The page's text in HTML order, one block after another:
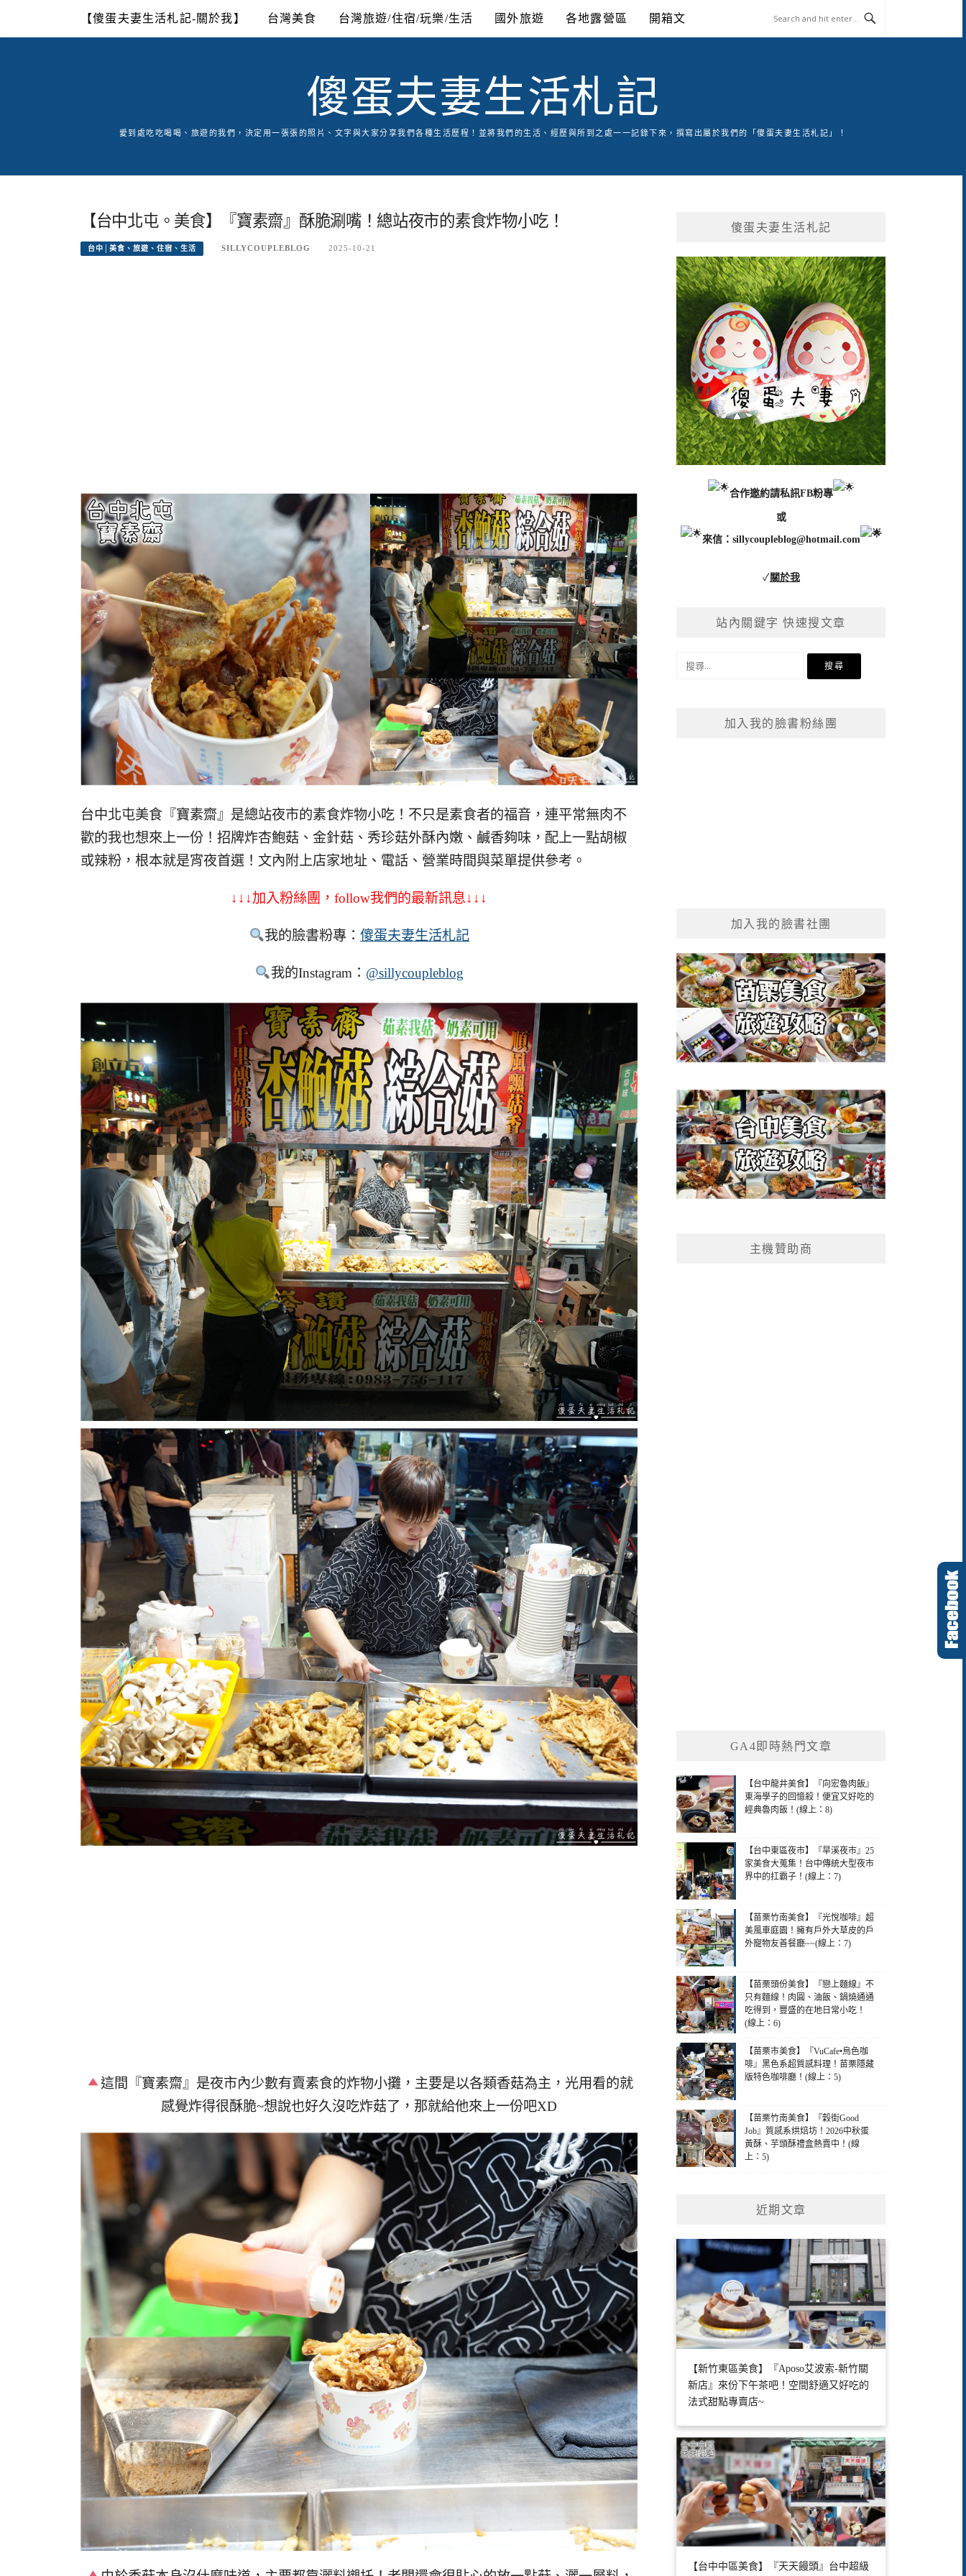
content
【傻蛋夫妻生活札記-關於我】 台灣美食 台灣旅遊/住宿/玩樂/生活 國外旅遊 各地露營區 開箱文
傻蛋夫妻生活札記
愛到處吃吃喝喝、旅遊的我們，決定用一張張的照片、文字與大家分享我們各種生活歷程！並將我們的生活、經歷與所到之處一一記錄下來，撰寫出屬於我們的「傻蛋夫妻生活札記」！
【台中北屯。美食】『寶素齋』酥脆涮嘴！總站夜市的素食炸物小吃！
台中│美食、旅遊、住宿、生活 SILLYCOUPLEBLOG 2025-10-21
台中北屯美食『寶素齋』是總站夜市的素食炸物小吃！不只是素食者的福音，連平常無肉不
歡的我也想來上一份！招牌炸杏鮑菇、金針菇、秀珍菇外酥內嫩、鹹香夠味，配上一點胡椒
或辣粉，根本就是宵夜首選！文內附上店家地址、電話、營業時間與菜單提供參考。
↓↓↓加入粉絲團，follow我們的最新訊息↓↓↓
我的臉書粉專：傻蛋夫妻生活札記
我的Instagram： @sillycoupleblog
這間『寶素齋』是夜市內少數有賣素食的炸物小攤，主要是以各類香菇為主，光用看的就
感覺炸得很酥脆~想說也好久沒吃炸菇了，那就給他來上一份吧XD
傻蛋夫妻生活札記
合作邀約請私訊FB粉專
或
來信： sillycoupleblog@hotmail.com
✓關於我
站內關鍵字 快速搜文章
加入我的臉書粉絲團
加入我的臉書社團
主機贊助商
GA4即時熱門文章
【台中龍井美食】『向宏魯肉飯』
東海學子的回憶殺！便宜又好吃的
經典魯肉飯！(線上：8)
【台中東區夜市】『旱溪夜市』25
家美食大蒐集！台中傳統大型夜市
界中的扛霸子！(線上：7)
【苗栗竹南美食】『光悅咖啡』超
美風車庭園！擁有戶外大草皮的戶
外寵物友善餐廳~~(線上：7)
【苗栗頭份美食】『戀上麵線』不
只有麵線！肉圓、油飯、鍋燒通通
吃得到，豐盛的在地日常小吃！
(線上：6)
【苗栗市美食】『VuCafe•烏色咖
啡』黑色系超質感料理！苗栗隱藏
版特色咖啡廳！(線上：5)
【苗栗竹南美食】『穀街Good
Job』質感系烘焙坊！2026中秋蛋
黃酥、芋頭酥禮盒熱賣中！(線
上：5)
近期文章
【新竹東區美食】『Aposo艾波索-新竹關
新店』來份下午茶吧！空間舒適又好吃的
法式甜點專賣店~
【台中中區美食】『天天饅頭』台中超級